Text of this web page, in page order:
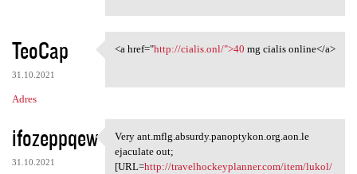
TeoCap
31.10.2021
Adres
<a href="http://cialis.onl/"
<a href="http://cialis.onl/">40 mg cialis online</a>
ifozeppqew
31.10.2021
Very ant.mflg.absurdy
Very ant.mflg.absurdy.panoptykon.org.aon.le
ejaculate out;
[URL=http://travelhockeyplanner.com/item/lukol/